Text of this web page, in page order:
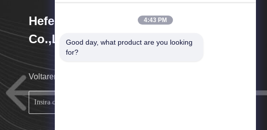
Hefei WNK Smart Technology
Co.,Ltd
Voltaremos a ligar-lhe o mais depressa possível.
4:43 PM
Good day, what product are you looking
for?